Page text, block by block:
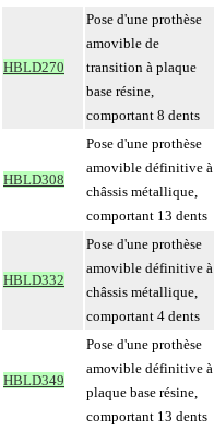
HBLD270
Pose d'une prothèse
amovible de
transition à plaque
base résine,
comportant 8 dents
HBLD308
Pose d'une prothèse
amovible définitive à
châssis métallique,
comportant 13 dents
HBLD332
Pose d'une prothèse
amovible définitive à
châssis métallique,
comportant 4 dents
HBLD349
Pose d'une prothèse
amovible définitive à
plaque base résine,
comportant 13 dents